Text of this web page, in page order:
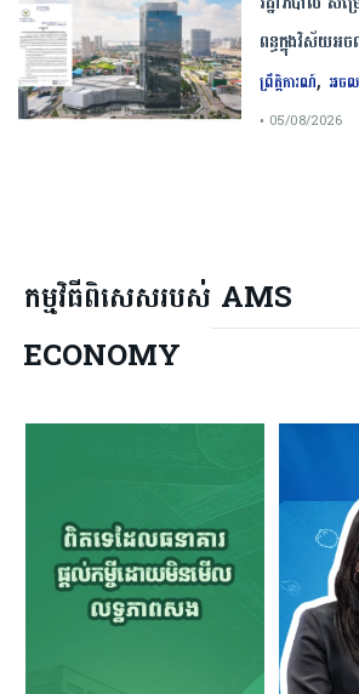
ពន្ធក្នុងវិស័យអ
ព្រឹត្តិការណ៍, អច
• 05/08/2026
កម្មវិធីពិសេសរបស់ AMS
ECONOMY